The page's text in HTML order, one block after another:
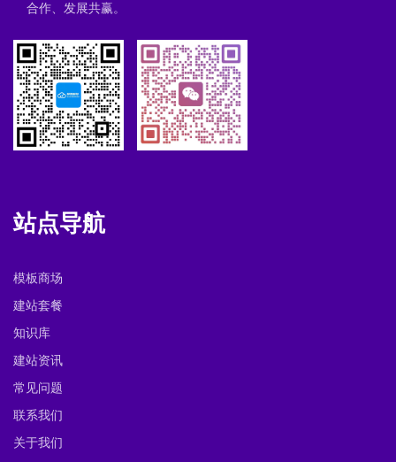
合作、发展共赢。
站点导航
模板商场
建站套餐
知识库
建站资讯
常见问题
联系我们
关于我们